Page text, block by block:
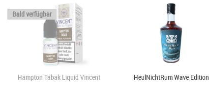
Bald verfügbar
Hampton Tabak Liquid Vincent HeulNichtRum Wave Edition